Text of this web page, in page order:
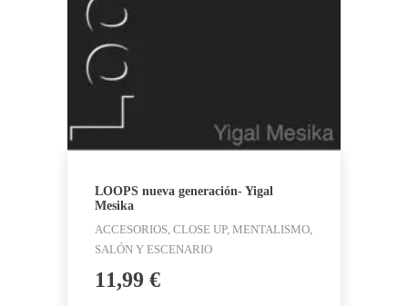
LOOPS nueva generación- Yigal
Mesika
ACCESORIOS, CLOSE UP, MENTALISMO,
SALÓN Y ESCENARIO
11,99 €